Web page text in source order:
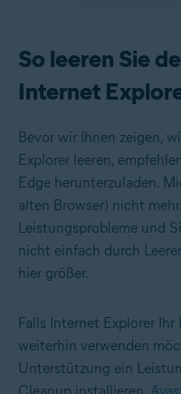
So leeren Sie
Internet
Bevor wir Ihnen zeigen,
Explorer leeren,
Edge herunterzuladen.
alten Browser) nicht
Leistungsprobleme und
nicht einfach durch
hier größer.
Falls Internet Explorer
weiterhin verwenden
Unterstützung ein